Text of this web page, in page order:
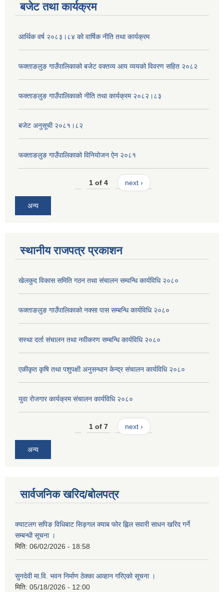
बजेट तथा कार्यक्रम
आर्थिक वर्ष २०८३।८४ को वार्षिक नीति तथा कार्यक्रम
फक्ताङलुङ गाउँपालिकाको बजेट वक्तव्य आय व्ययको विवरण सहित २०८२
फक्ताङलुङ गाउँपालिकाको नीति तथा कार्यक्रम २०८२।८३
बजेट अनुसूची २०८१।८२
फक्ताङलुङ गाउँपालिकाको विनियोजन ऐन २०८१
1 of 4 next ›
अन्य
स्थानीय राजपत्र प्रकाशन
खेलकुद विकास समिति गठन तथा संचालन सम्वन्धि कार्यविधि २०८०
फक्ताङलुङ गाउँपालिकाको नक्सा पास सम्बन्धि कार्यविधि २०८०
सस्था दर्ता संचालन तथा नवीकरण सम्बन्धि कार्यविधि २०८०
एकीकृत कृषि तथा पशुपक्षी अनुसन्धान केन्द्र संचालन कार्यविधि २०८०
युवा रोजगार कार्यक्रम संचालन कार्यविधि २०८०
1 of 7 next ›
अन्य
सार्वजनिक खरिद/बोलपत्र
क्याटलग सपिङ विधिबाट सिङ्गल क्याब फोर ह्विल सवारी साधन खरिद गर्ने
सम्बन्धी सूचना ।
मिति: 06/02/2026 - 18:58
सुनदेवी मा.वि. भवन निर्माण ठेक्का आव्हान गरिएको सूचना ।
मिति: 05/18/2026 - 12:00